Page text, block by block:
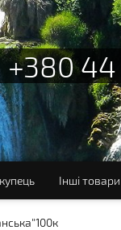
+380
Інші товари